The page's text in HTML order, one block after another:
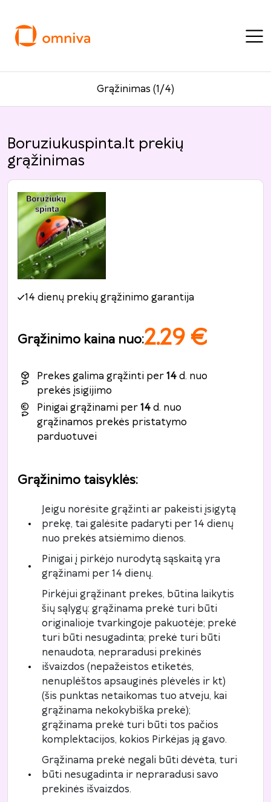
Grąžinimas (1/4)
Boruziukuspinta.lt prekių
grąžinimas
14 dienų prekių grąžinimo garantija
Grąžinimo kaina nuo:2.29 €
Prekes galima grąžinti per14d. nuo
prekės įsigijimo
Pinigai grąžinami per14d. nuo
grąžinamos prekės pristatymo
parduotuvei
Grąžinimo taisyklės:
Jeigu norėsite grąžinti ar pakeisti įsigytą
prekę, tai galėsite padaryti per 14 dienų
nuo prekės atsiėmimo dienos.
Pinigai į pirkėjo nurodytą sąskaitą yra
grąžinami per 14 dienų.
Pirkėjui grąžinant prekes, būtina laikytis
šių sąlygų: grąžinama prekė turi būti
originalioje tvarkingoje pakuotėje; prekė
turi būti nesugadinta; prekė turi būti
nenaudota, nepraradusi prekinės
išvaizdos (nepažeistos etiketės,
nenuplėštos apsauginės plėvelės ir kt)
(šis punktas netaikomas tuo atveju, kai
grąžinama nekokybiška prekė);
grąžinama prekė turi būti tos pačios
komplektacijos, kokios Pirkėjas ją gavo.
Grąžinama prekė negali būti dėvėta, turi
būti nesugadinta ir nepraradusi savo
prekinės išvaizdos.